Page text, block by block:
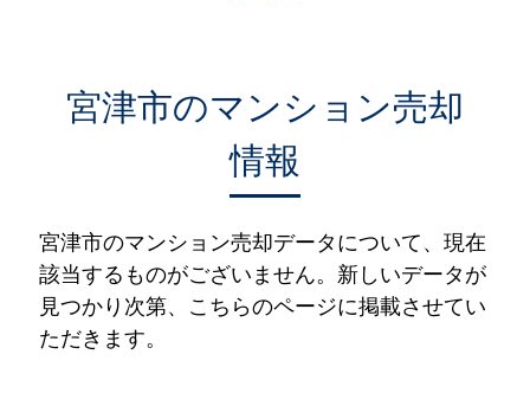
宮津市のマンション売却
情報
宮津市のマンション売却データについて、現在
該当するものがございません。新しいデータが
見つかり次第、こちらのページに掲載させてい
ただきます。